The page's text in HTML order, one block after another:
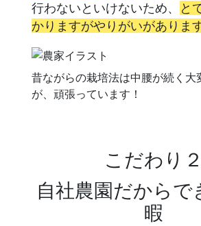
行わないといけないため、
と
かりますがやりがいがありま
昔ながらの栽培法は中腰が続く大
が、頑張っています！
こだわり２
自社農園だからで
暇